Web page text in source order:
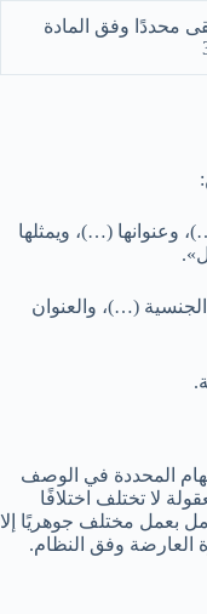
محددًا وفق المادة
(…)، ويمثلها
(…)، والعنوان
المحددة في الوصف
لا تختلف اختلافًا
بعمل مختلف جوهريًا إلا
العارضة وفق النظام.